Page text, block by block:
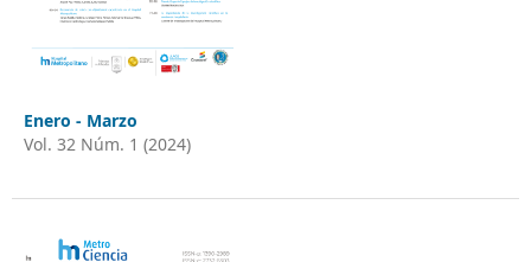
Enero - Marzo
Vol. 32 Núm. 1 (2024)